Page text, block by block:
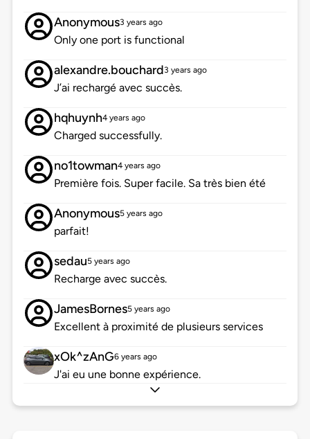
Anonymous3 years ago
Only one port is functional
alexandre.bouchard3 years ago
J’ai rechargé avec succès.
hqhuynh4 years ago
Charged successfully.
no1towman4 years ago
Première fois. Super facile. Sa très bien été
Anonymous5 years ago
parfait!
sedau5 years ago
Recharge avec succès.
JamesBornes5 years ago
Excellent à proximité de plusieurs services
xOk^zAnG6 years ago
J'ai eu une bonne expérience.